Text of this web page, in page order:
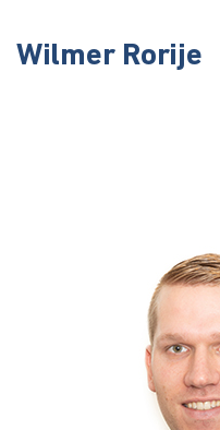
Wilmer Rorije